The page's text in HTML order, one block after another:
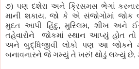
૭) પણ દશેરા અને ક્રિસમસ ભેગાં
માની શકાય. જો કે એ સંજોગોમાં જોક
મુદત આપી હિંદુ,મુસ્લિમ, શીખ અને
તહેવારોને
જોકમાં સ્થાન આપ્યું હોત તો
અને બુદ્ધિજીવી લોકો પણ આ જોકને
બનાવનારને જે ગમ્યું તે ખરું! થોડું લખ્યું છે,